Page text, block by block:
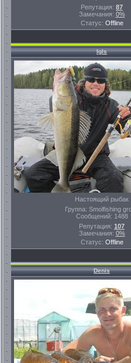
Репутация: 87
Замечания: 0%
Статус: Offline
Igls
Настоящий рыбак
Группа: Smolfishing
Сообщений: 1488
Репутация: 107
Замечания: 0%
Статус: Offline
Denis